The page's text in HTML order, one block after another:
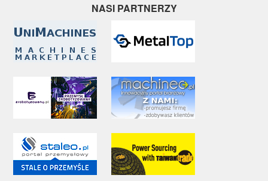
NASI PARTNERZY